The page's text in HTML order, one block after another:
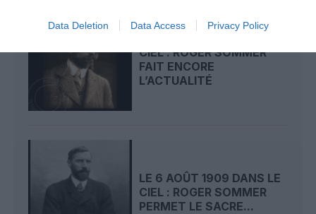
Data Deletion Data Access Privacy Policy
CIEL : ROGER SOMMER
FAIT ENCORE
L’ACTUALITÉ
LE 6 AOÛT 1909 DANS LE
CIEL : ROGER SOMMER
PERMET LE SACRE...